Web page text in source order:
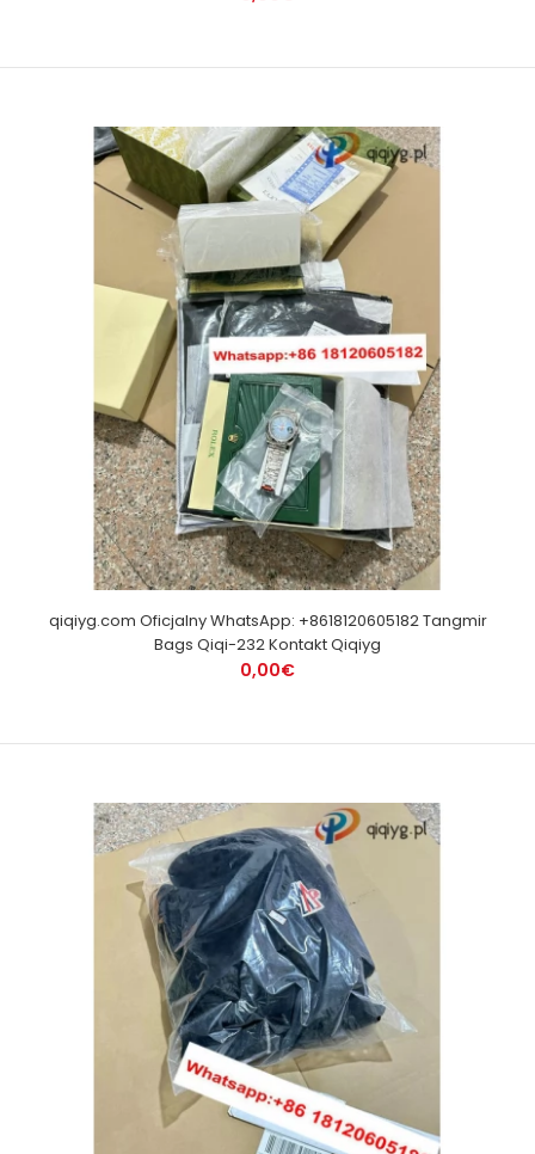
qiqiyg.com Oficjalny WhatsApp: +8618120605182 Tangmir
Bags Qiqi-232 Kontakt Qiqiyg
0,00€